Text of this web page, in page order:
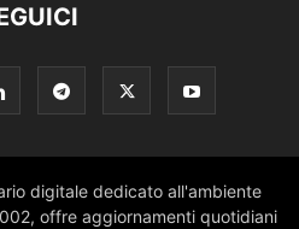
digitale dedicato all'ambiente
offre aggiornamenti quotidiani